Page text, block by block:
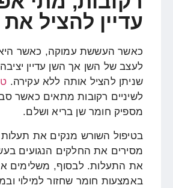
עדיין להציל
כאשר העששת עמוקה, כאשר
לעצב של השן אך השן עדיין
שניתן להציל אותה ללא עקירה.
לשיניים רקובות מתאים כאשר
מספיק חומר שן בריא ושלם.
בטיפול השורש מנקים את
מסירים את החלקים הנגועים
את התעלות. לבסוף, משלימים
באמצעות חומר שחזור למילוי